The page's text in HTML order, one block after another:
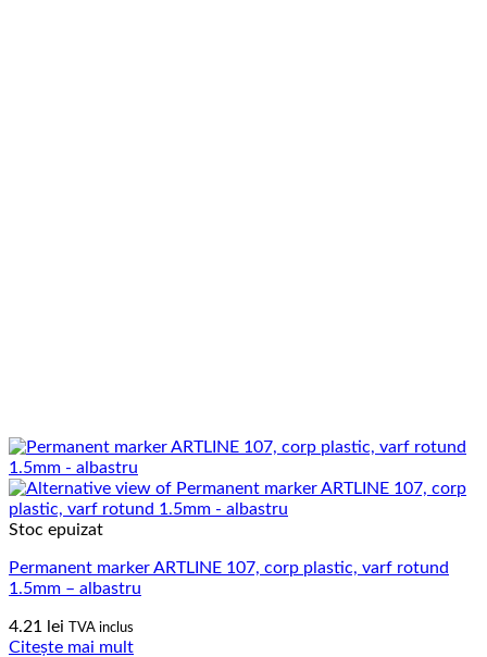
Stoc epuizat
Permanent marker ARTLINE 107, corp plastic, varf rotund
1.5mm – albastru
4.21 lei TVA inclus
Citește mai mult